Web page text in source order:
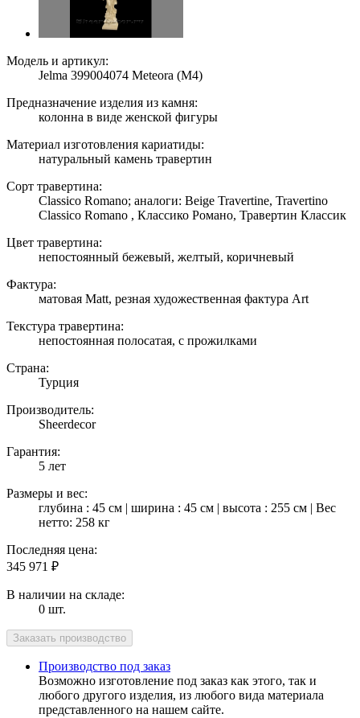
Модель и артикул:
Jelma 399004074 Meteora (M4)
Предназначение изделия из камня:
колонна в виде женской фигуры
Материал изготовления кариатиды:
натуральный камень травертин
Сорт травертина:
Classico Romano; аналоги: Beige Travertine, Travertino
Classico Romano , Классико Романо, Травертин Классик
Цвет травертина:
непостоянный бежевый, желтый, коричневый
Фактура:
матовая Matt, резная художественная фактура Art
Текстура травертина:
непостоянная полосатая, с прожилками
Страна:
Турция
Производитель:
Sheerdecor
Гарантия:
5 лет
Размеры и вес:
глубина : 45 см | ширина : 45 см | высота : 255 см | Вес
нетто: 258 кг
Последняя цена:
345 971 ₽
В наличии на складе:
0 шт.
Производство под заказ
Возможно изготовление под заказ как этого, так и
любого другого изделия, из любого вида материала
представленного на нашем сайте.